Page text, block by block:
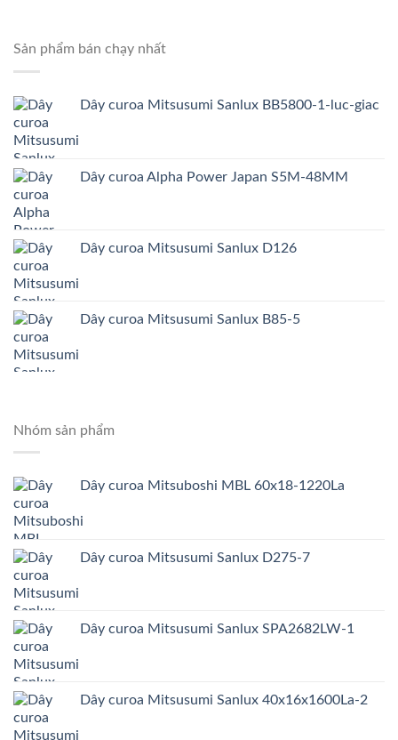
Sản phẩm bán chạy nhất
Dây curoa Mitsusumi Sanlux BB5800-1-luc-giac
Dây curoa Alpha Power Japan S5M-48MM
Dây curoa Mitsusumi Sanlux D126
Dây curoa Mitsusumi Sanlux B85-5
Nhóm sản phẩm
Dây curoa Mitsuboshi MBL 60x18-1220La
Dây curoa Mitsusumi Sanlux D275-7
Dây curoa Mitsusumi Sanlux SPA2682LW-1
Dây curoa Mitsusumi Sanlux 40x16x1600La-2